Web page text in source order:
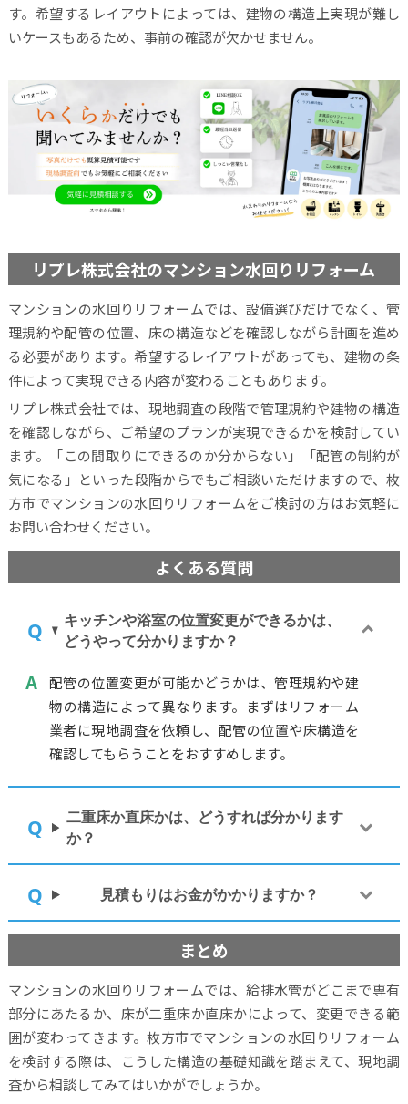
す。希望するレイアウトによっては、建物の構造上実現が難し
いケースもあるため、事前の確認が欠かせません。
リプレ株式会社のマンション水回りリフォーム
マンションの水回りリフォームでは、設備選びだけでなく、管
理規約や配管の位置、床の構造などを確認しながら計画を進め
る必要があります。希望するレイアウトがあっても、建物の条
件によって実現できる内容が変わることもあります。
リプレ株式会社では、現地調査の段階で管理規約や建物の構造
を確認しながら、ご希望のプランが実現できるかを検討してい
ます。「この間取りにできるのか分からない」「配管の制約が
気になる」といった段階からでもご相談いただけますので、枚
方市でマンションの水回りリフォームをご検討の方はお気軽に
お問い合わせください。
よくある質問
キッチンや浴室の位置変更ができるかは、
どうやって分かりますか？
配管の位置変更が可能かどうかは、管理規約や建
物の構造によって異なります。まずはリフォーム
業者に現地調査を依頼し、配管の位置や床構造を
確認してもらうことをおすすめします。
二重床か直床かは、どうすれば分かります
か？
見積もりはお金がかかりますか？
まとめ
マンションの水回りリフォームでは、給排水管がどこまで専有
部分にあたるか、床が二重床か直床かによって、変更できる範
囲が変わってきます。枚方市でマンションの水回りリフォーム
を検討する際は、こうした構造の基礎知識を踏まえて、現地調
査から相談してみてはいかがでしょうか。